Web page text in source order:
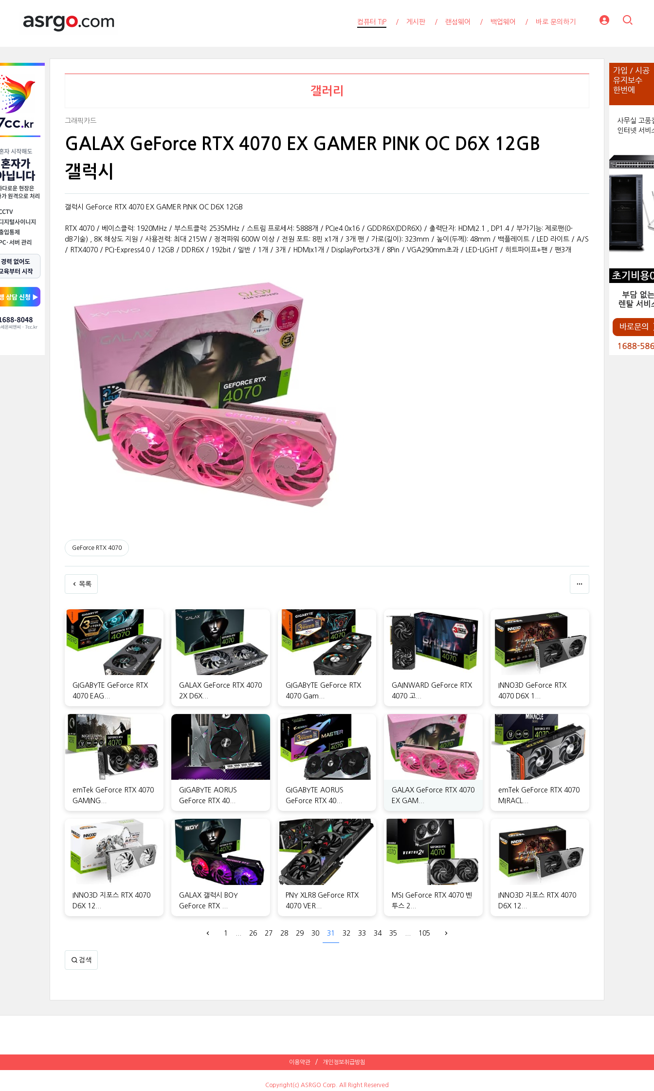
컴퓨터 TIP 게시판 랜섬웨어 백업웨어 바로 문의하기
갤러리
그래픽카드
GALAX GeForce RTX 4070 EX GAMER PINK OC D6X 12GB
갤럭시
갤럭시 GeForce RTX 4070 EX GAMER PINK OC D6X 12GB
RTX 4070 / 베이스클럭: 1920MHz / 부스트클럭: 2535MHz / 스트림 프로세서: 5888개 / PCIe4.0x16 / GDDR6X(DDR6X) / 출력단자: HDMI2.1 , DP1.4 / 부가기능: 제로팬(0-
dB기술) , 8K 해상도 지원 / 사용전력: 최대 215W / 정격파워 600W 이상 / 전원 포트: 8핀 x1개 / 3개 팬 / 가로(길이): 323mm / 높이(두께): 48mm / 백플레이트 / LED 라이트 / A/S
/ RTX4070 / PCI-Express4.0 / 12GB / DDR6X / 192bit / 일반 / 1개 / 3개 / HDMIx1개 / DisplayPortx3개 / 8Pin / VGA290mm초과 / LED-LIGHT / 히트파이프+팬 / 팬3개
GeForce RTX 4070
목록
GIGABYTE GeForce RTX
4070 EAG...
GALAX GeForce RTX 4070
2X D6X...
GIGABYTE GeForce RTX
4070 Gam...
GAINWARD GeForce RTX
4070 고...
INNO3D GeForce RTX
4070 D6X 1...
emTek GeForce RTX 4070
GAMING...
GIGABYTE AORUS
GeForce RTX 40...
GIGABYTE AORUS
GeForce RTX 40...
GALAX GeForce RTX 4070
EX GAM...
emTek GeForce RTX 4070
MIRACL...
INNO3D 지포스 RTX 4070
D6X 12...
GALAX 갤럭시 BOY
GeForce RTX ...
PNY XLR8 GeForce RTX
4070 VER...
MSI GeForce RTX 4070 벤
투스 2...
INNO3D 지포스 RTX 4070
D6X 12...
1 26 27 28 29 30 31 32 33 34 35 105
검색
이용약관 개인정보취급방침
Copyright(c) ASRGO Corp. All Right Reserved